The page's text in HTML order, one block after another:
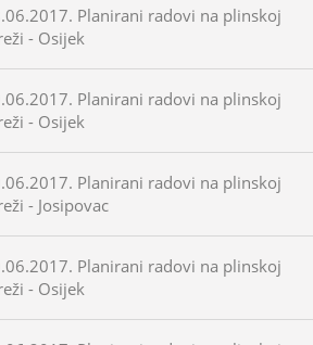
Planirani radovi na plinskoj
- Osijek
Planirani radovi na plinskoj
- Osijek
Planirani radovi na plinskoj
- Josipovac
Planirani radovi na plinskoj
- Osijek